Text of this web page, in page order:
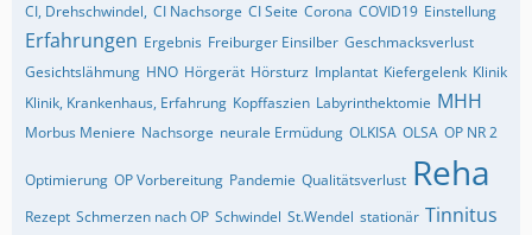
CI, Drehschwindel, CI Nachsorge CI Seite Corona COVID19 Einstellung
Erfahrungen Ergebnis Freiburger Einsilber Geschmacksverlust
Gesichtslähmung HNO Hörgerät Hörsturz Implantat Kiefergelenk Klinik
Klinik, Krankenhaus, Erfahrung Kopffaszien Labyrinthektomie MHH
Morbus Meniere Nachsorge neurale Ermüdung OLKISA OLSA OP NR 2
Optimierung OP Vorbereitung Pandemie Qualitätsverlust Reha
Rezept Schmerzen nach OP Schwindel St.Wendel stationär Tinnitus